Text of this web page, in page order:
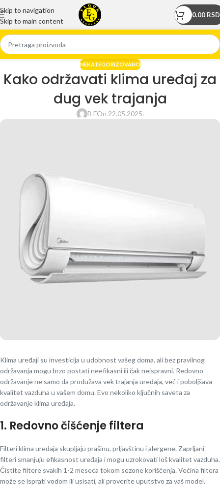
Skip to navigation
Skip to main content
0.00 RSD
NEKATEGORIZOVANO
Kako održavati klima uređaj za
dug vek trajanja
B FOn 22.05.2025.
Klima uređaji su investicija u udobnost vašeg doma, ali bez pravilnog
održavanja mogu brzo postati neefikasni ili čak neispravni. Redovno
održavanje ne samo da produžava vek trajanja uređaja, već i poboljšava
kvalitet vazduha u vašem domu. Evo nekoliko ključnih saveta za
održavanje klima uređaja.
1. Redovno čišćenje filtera
Filteri klima uređaja skupljaju prašinu, prljavštinu i alergene. Zaprljani
filteri smanjuju efikasnost uređaja i mogu uzrokovati loš kvalitet vazduha.
Čistite filtere svakih 1-2 meseca tokom sezone korišćenja. Većina filtera
može se isprati vodom ili usisati, ali proverite uputstvo za vaš model.